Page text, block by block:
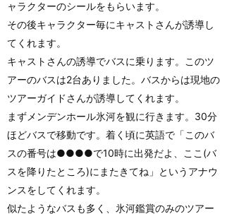
ャラクターのシールをもらいます。
その後キャラクター毎にキャストさんが誘導し
てくれます。
キャストさんの誘導でバスに乗ります。このツ
アーのバスは2台ありました。バスからは現地の
ツアーガイドさんが誘導してくれます。
まずメンデンホール氷河を観に行きます。30分
ほどバスで移動です。着く頃に英語で「このバ
スの番号は●●●●で10時に出発だよ、ここ(バ
スを降りたところ)にまたきてね」というアナウ
ンスをしてくれます。
似たようなバスも多く、氷河鑑賞のみのツアー